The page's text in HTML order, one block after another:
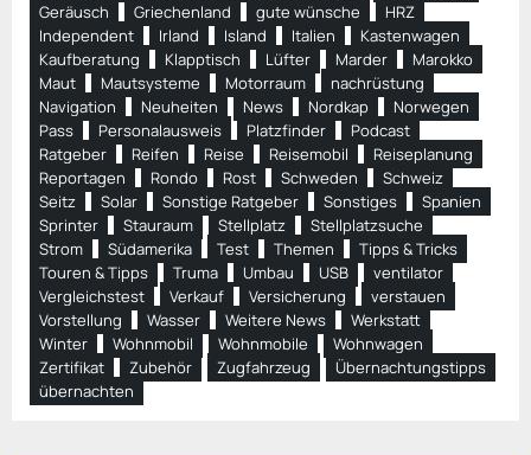
Geräusch
Griechenland gute wünsche
HRZ
Independent
Irland Island Italien
Kastenwagen
Kaufberatung
Klapptisch Lüfter Marder
Marokko
Maut
Mautsysteme Motorraum
nachrüstung
Navigation
Neuheiten News Nordkap
Norwegen
Pass
Personalausweis Platzfinder
Podcast
Ratgeber
Reifen Reise Reisemobil
Reiseplanung
Reportagen
Rondo Rost Schweden
Schweiz
Seitz
Solar Sonstige Ratgeber Sonstiges
Spanien
Sprinter
Stauraum Stellplatz
Stellplatzsuche
Strom
Südamerika Test Themen
Tipps & Tricks
Touren & Tipps
Truma Umbau USB
ventilator
Vergleichstest
Verkauf Versicherung
verstauen
Vorstellung
Wasser Weitere News
Werkstatt
Winter
Wohnmobil Wohnmobile
Wohnwagen
Zertifikat
Zubehör Zugfahrzeug
Übernachtungstipps
übernachten